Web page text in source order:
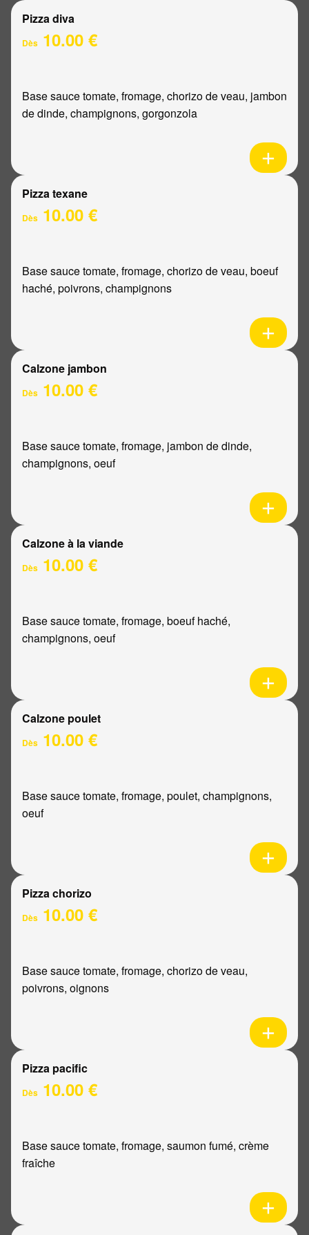
Pizza diva
Dès 10.00 €
Base sauce tomate, fromage, chorizo de veau, jambon
de dinde, champignons, gorgonzola
Pizza texane
Dès 10.00 €
Base sauce tomate, fromage, chorizo de veau, boeuf
haché, poivrons, champignons
Calzone jambon
Dès 10.00 €
Base sauce tomate, fromage, jambon de dinde,
champignons, oeuf
Calzone à la viande
Dès 10.00 €
Base sauce tomate, fromage, boeuf haché,
champignons, oeuf
Calzone poulet
Dès 10.00 €
Base sauce tomate, fromage, poulet, champignons,
oeuf
Pizza chorizo
Dès 10.00 €
Base sauce tomate, fromage, chorizo de veau,
poivrons, oignons
Pizza pacific
Dès 10.00 €
Base sauce tomate, fromage, saumon fumé, crème
fraîche